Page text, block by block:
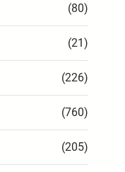
(80)
(21)
(226)
(760)
(205)